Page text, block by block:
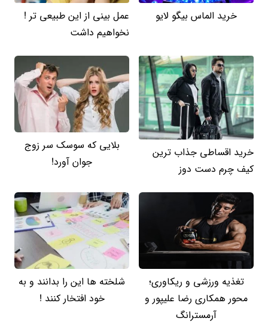
خرید الماس بیگو لایو
عمل بینی از این طبیعی تر !
نخواهیم داشت
خرید اقساطی جذاب ترین
کیف چرم دست دوز
بلایی که سوسک سر زوج
جوان آورد!
تغذیه ورزشی و ریکاوری؛
محور همکاری رضا علیپور و
آرمسترانگ
شلخته ها این را بدانند و به
خود افتخار کنند !